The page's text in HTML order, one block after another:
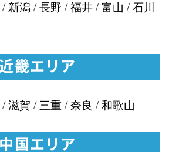
/新潟 /長野 /福井/富山 /石川
近畿エリア
/滋賀 /三重 /奈良 /和歌山
中国エリア